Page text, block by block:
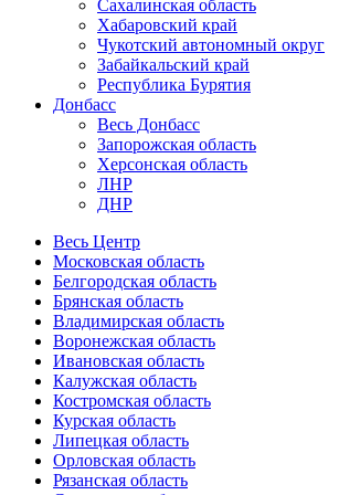
Сахалинская область
Хабаровский край
Чукотский автономный округ
Забайкальский край
Республика Бурятия
Донбасс
Весь Донбасс
Запорожская область
Херсонская область
ЛНР
ДНР
Весь Центр
Московская область
Белгородская область
Брянская область
Владимирская область
Воронежская область
Ивановская область
Калужская область
Костромская область
Курская область
Липецкая область
Орловская область
Рязанская область